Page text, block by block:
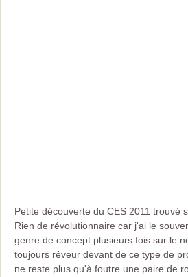
Petite découverte du CES 2011 trouvé
Rien de révolutionnaire car j'ai le
genre de concept plusieurs fois sur le
toujours rêveur devant de ce type de
ne reste plus qu'à foutre une paire de